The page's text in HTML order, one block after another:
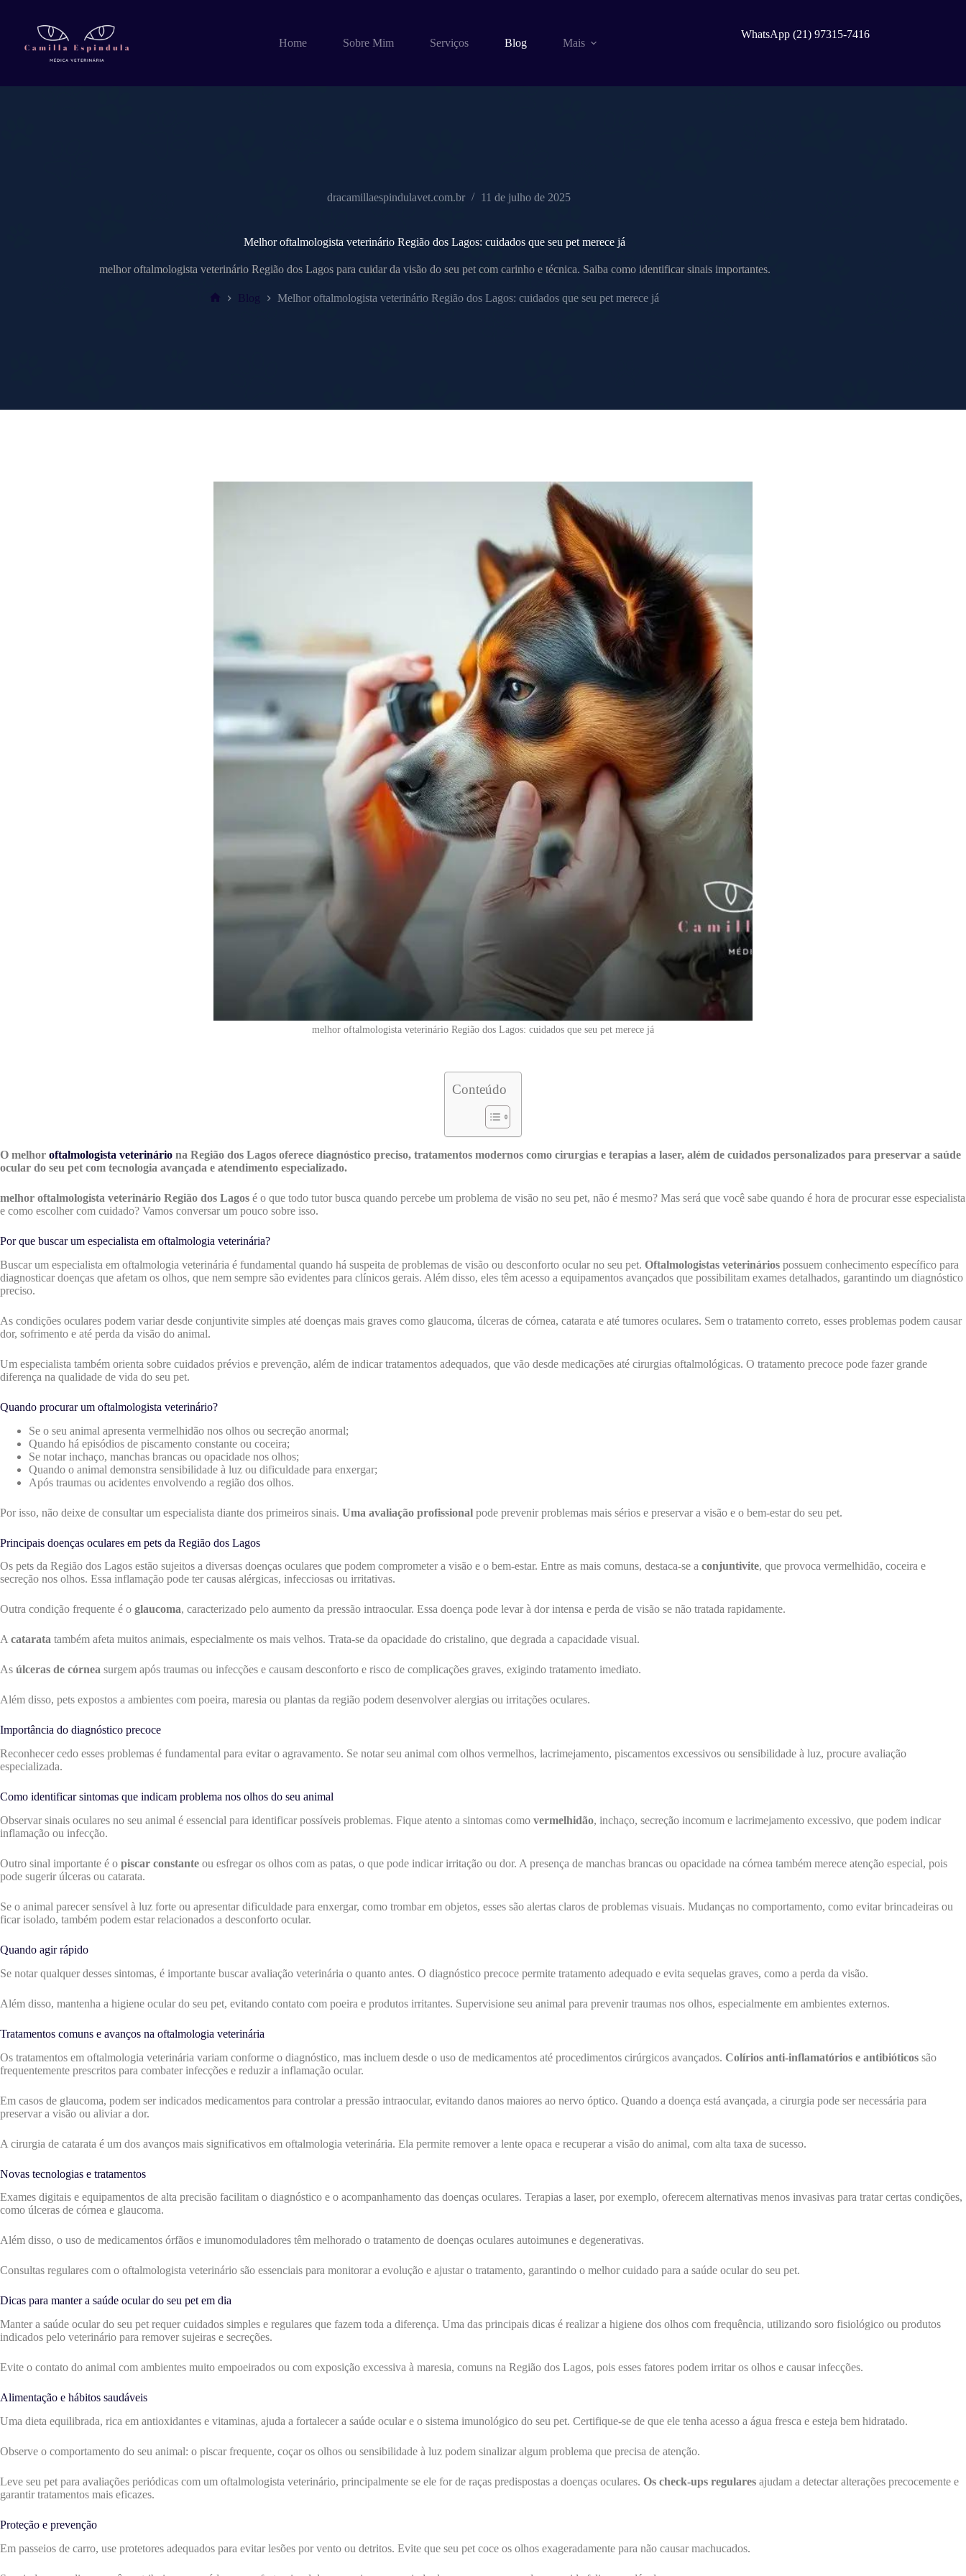
conteúdo
Home Sobre Mim Serviços Blog Mais
WhatsApp (21) 97315-7416
dracamillaespindulavet.com.br 11 de julho de 2025
Melhor oftalmologista veterinário Região dos Lagos: cuidados que seu pet merece já
melhor oftalmologista veterinário Região dos Lagos para cuidar da visão do seu pet com carinho e técnica. Saiba como identificar sinais importantes.
Blog Melhor oftalmologista veterinário Região dos Lagos: cuidados que seu pet merece já
melhor oftalmologista veterinário Região dos Lagos: cuidados que seu pet merece já
Conteúdo
O melhor oftalmologista veterinário na Região dos Lagos oferece diagnóstico preciso, tratamentos modernos como cirurgias e terapias a laser, além de cuidados personalizados para preservar a saúde
ocular do seu pet com tecnologia avançada e atendimento especializado.
melhor oftalmologista veterinário Região dos Lagos é o que todo tutor busca quando percebe um problema de visão no seu pet, não é mesmo? Mas será que você sabe quando é hora de procurar esse especialista
e como escolher com cuidado? Vamos conversar um pouco sobre isso.
Por que buscar um especialista em oftalmologia veterinária?
Buscar um especialista em oftalmologia veterinária é fundamental quando há suspeita de problemas de visão ou desconforto ocular no seu pet. Oftalmologistas veterinários possuem conhecimento específico para
diagnosticar doenças que afetam os olhos, que nem sempre são evidentes para clínicos gerais. Além disso, eles têm acesso a equipamentos avançados que possibilitam exames detalhados, garantindo um diagnóstico
preciso.
As condições oculares podem variar desde conjuntivite simples até doenças mais graves como glaucoma, úlceras de córnea, catarata e até tumores oculares. Sem o tratamento correto, esses problemas podem causar
dor, sofrimento e até perda da visão do animal.
Um especialista também orienta sobre cuidados prévios e prevenção, além de indicar tratamentos adequados, que vão desde medicações até cirurgias oftalmológicas. O tratamento precoce pode fazer grande
diferença na qualidade de vida do seu pet.
Quando procurar um oftalmologista veterinário?
Se o seu animal apresenta vermelhidão nos olhos ou secreção anormal;
Quando há episódios de piscamento constante ou coceira;
Se notar inchaço, manchas brancas ou opacidade nos olhos;
Quando o animal demonstra sensibilidade à luz ou dificuldade para enxergar;
Após traumas ou acidentes envolvendo a região dos olhos.
Por isso, não deixe de consultar um especialista diante dos primeiros sinais. Uma avaliação profissional pode prevenir problemas mais sérios e preservar a visão e o bem-estar do seu pet.
Principais doenças oculares em pets da Região dos Lagos
Os pets da Região dos Lagos estão sujeitos a diversas doenças oculares que podem comprometer a visão e o bem-estar. Entre as mais comuns, destaca-se a conjuntivite, que provoca vermelhidão, coceira e
secreção nos olhos. Essa inflamação pode ter causas alérgicas, infecciosas ou irritativas.
Outra condição frequente é o glaucoma, caracterizado pelo aumento da pressão intraocular. Essa doença pode levar à dor intensa e perda de visão se não tratada rapidamente.
A catarata também afeta muitos animais, especialmente os mais velhos. Trata-se da opacidade do cristalino, que degrada a capacidade visual.
As úlceras de córnea surgem após traumas ou infecções e causam desconforto e risco de complicações graves, exigindo tratamento imediato.
Além disso, pets expostos a ambientes com poeira, maresia ou plantas da região podem desenvolver alergias ou irritações oculares.
Importância do diagnóstico precoce
Reconhecer cedo esses problemas é fundamental para evitar o agravamento. Se notar seu animal com olhos vermelhos, lacrimejamento, piscamentos excessivos ou sensibilidade à luz, procure avaliação
especializada.
Como identificar sintomas que indicam problema nos olhos do seu animal
Observar sinais oculares no seu animal é essencial para identificar possíveis problemas. Fique atento a sintomas como vermelhidão, inchaço, secreção incomum e lacrimejamento excessivo, que podem indicar
inflamação ou infecção.
Outro sinal importante é o piscar constante ou esfregar os olhos com as patas, o que pode indicar irritação ou dor. A presença de manchas brancas ou opacidade na córnea também merece atenção especial, pois
pode sugerir úlceras ou catarata.
Se o animal parecer sensível à luz forte ou apresentar dificuldade para enxergar, como trombar em objetos, esses são alertas claros de problemas visuais. Mudanças no comportamento, como evitar brincadeiras ou
ficar isolado, também podem estar relacionados a desconforto ocular.
Quando agir rápido
Se notar qualquer desses sintomas, é importante buscar avaliação veterinária o quanto antes. O diagnóstico precoce permite tratamento adequado e evita sequelas graves, como a perda da visão.
Além disso, mantenha a higiene ocular do seu pet, evitando contato com poeira e produtos irritantes. Supervisione seu animal para prevenir traumas nos olhos, especialmente em ambientes externos.
Tratamentos comuns e avanços na oftalmologia veterinária
Os tratamentos em oftalmologia veterinária variam conforme o diagnóstico, mas incluem desde o uso de medicamentos até procedimentos cirúrgicos avançados. Colírios anti-inflamatórios e antibióticos são
frequentemente prescritos para combater infecções e reduzir a inflamação ocular.
Em casos de glaucoma, podem ser indicados medicamentos para controlar a pressão intraocular, evitando danos maiores ao nervo óptico. Quando a doença está avançada, a cirurgia pode ser necessária para
preservar a visão ou aliviar a dor.
A cirurgia de catarata é um dos avanços mais significativos em oftalmologia veterinária. Ela permite remover a lente opaca e recuperar a visão do animal, com alta taxa de sucesso.
Novas tecnologias e tratamentos
Exames digitais e equipamentos de alta precisão facilitam o diagnóstico e o acompanhamento das doenças oculares. Terapias a laser, por exemplo, oferecem alternativas menos invasivas para tratar certas condições,
como úlceras de córnea e glaucoma.
Além disso, o uso de medicamentos órfãos e imunomoduladores têm melhorado o tratamento de doenças oculares autoimunes e degenerativas.
Consultas regulares com o oftalmologista veterinário são essenciais para monitorar a evolução e ajustar o tratamento, garantindo o melhor cuidado para a saúde ocular do seu pet.
Dicas para manter a saúde ocular do seu pet em dia
Manter a saúde ocular do seu pet requer cuidados simples e regulares que fazem toda a diferença. Uma das principais dicas é realizar a higiene dos olhos com frequência, utilizando soro fisiológico ou produtos
indicados pelo veterinário para remover sujeiras e secreções.
Evite o contato do animal com ambientes muito empoeirados ou com exposição excessiva à maresia, comuns na Região dos Lagos, pois esses fatores podem irritar os olhos e causar infecções.
Alimentação e hábitos saudáveis
Uma dieta equilibrada, rica em antioxidantes e vitaminas, ajuda a fortalecer a saúde ocular e o sistema imunológico do seu pet. Certifique-se de que ele tenha acesso a água fresca e esteja bem hidratado.
Observe o comportamento do seu animal: o piscar frequente, coçar os olhos ou sensibilidade à luz podem sinalizar algum problema que precisa de atenção.
Leve seu pet para avaliações periódicas com um oftalmologista veterinário, principalmente se ele for de raças predispostas a doenças oculares. Os check-ups regulares ajudam a detectar alterações precocemente e
garantir tratamentos mais eficazes.
Proteção e prevenção
Em passeios de carro, use protetores adequados para evitar lesões por vento ou detritos. Evite que seu pet coce os olhos exageradamente para não causar machucados.